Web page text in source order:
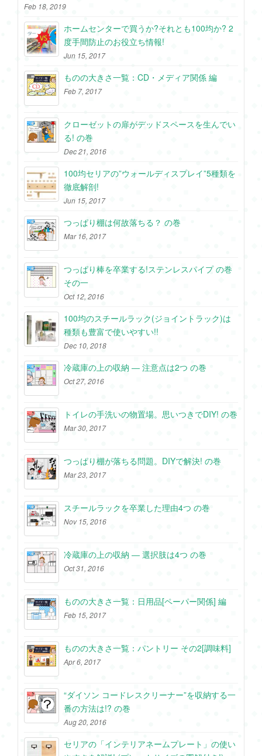
Feb 18, 2019
ホームセンターで買うか?それとも100均か? 2
度手間防止のお役立ち情報!
Jun 15, 2017
ものの大きさ一覧：CD・メディア関係 編
Feb 7, 2017
クローゼットの扉がデッドスペースを生んでい
る! の巻
Dec 21, 2016
100均セリアの”ウォールディスプレイ”5種類を
徹底解剖!
Jun 15, 2017
つっぱり棚は何故落ちる？ の巻
Mar 16, 2017
つっぱり棒を卒業する!ステンレスパイプ の巻
その一
Oct 12, 2016
100均のスチールラック(ジョイントラック)は
種類も豊富で使いやすい!!
Dec 10, 2018
冷蔵庫の上の収納 ― 注意点は2つ の巻
Oct 27, 2016
トイレの手洗いの物置場。思いつきでDIY! の巻
Mar 30, 2017
つっぱり棚が落ちる問題。DIYで解決! の巻
Mar 23, 2017
スチールラックを卒業した理由4つ の巻
Nov 15, 2016
冷蔵庫の上の収納 ― 選択肢は4つ の巻
Oct 31, 2016
ものの大きさ一覧：日用品[ペーパー関係] 編
Feb 15, 2017
ものの大きさ一覧：パントリー その2[調味料]
Apr 6, 2017
“ダイソン コードレスクリーナー”を収納する一
番の方法は!? の巻
Aug 20, 2016
セリアの「インテリアネームプレート」の使い